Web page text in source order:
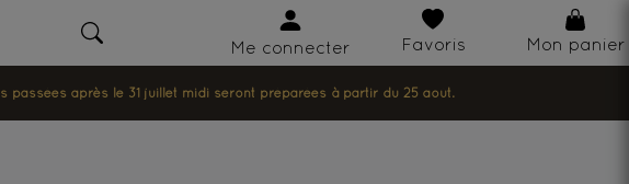
Me connecter Favoris Mon panier
passées après le 31 juillet midi seront préparées à partir du 25 août.